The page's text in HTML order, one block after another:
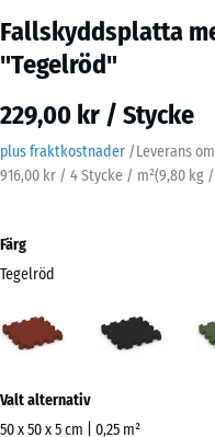
Fallskyddsplatta
"Tegelröd"
229,00 kr / Stycke
plus fraktkostnader /Leverans
916,00 kr / 4 Stycke / m²(9,80 kg
Färg
Tegelröd
(active)
information
om
Valt alternativ
50 x 50 x 5 cm | 0,25 m²